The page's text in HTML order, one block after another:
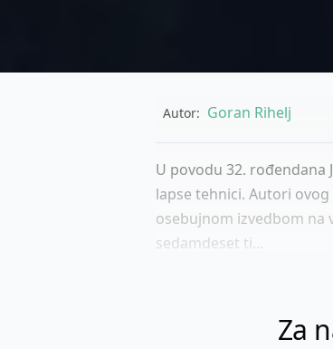
Autor: Goran Rihelj
U povodu 32. rođendana
lapse tehnici. Autori
osebujnom izvedbom na
sedamdeset ti...
Za